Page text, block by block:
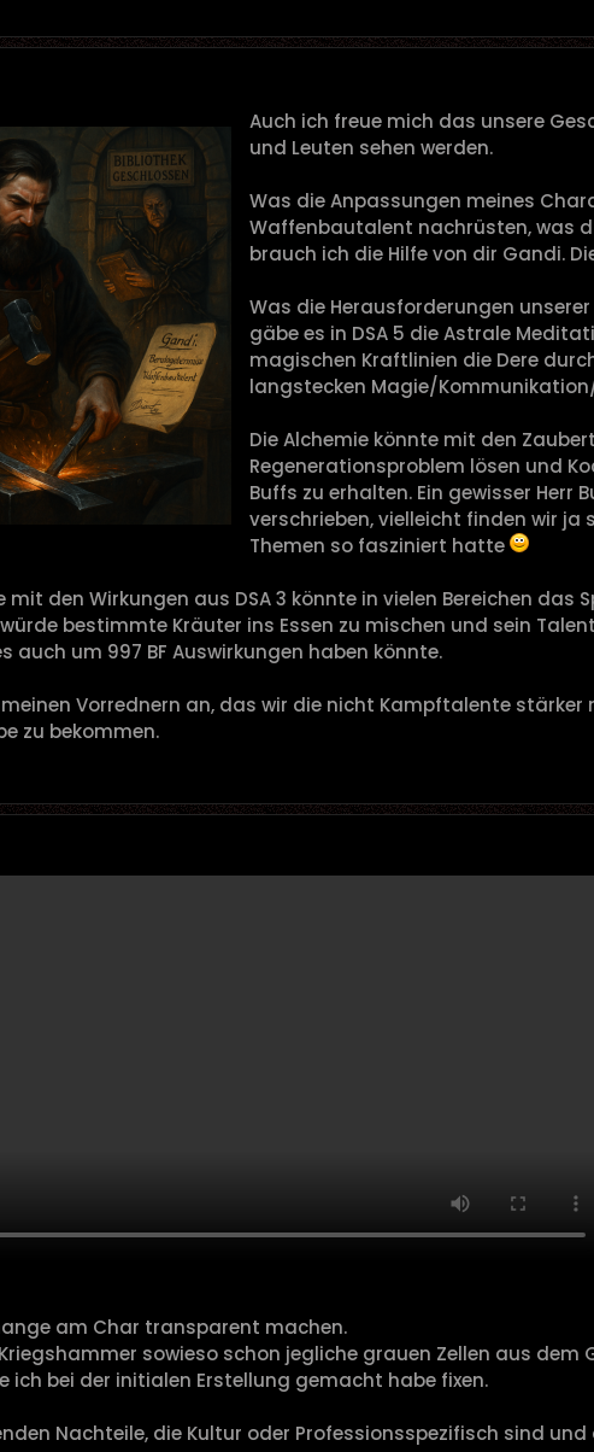
Auch ich freue mich das unsere
und Leuten sehen werden.
Was die Anpassungen meines
Waffenbautalent nachrüsten, was
brauch ich die Hilfe von dir Gandi.
Was die Herausforderungen
gäbe es in DSA 5 die Astrale
magischen Kraftlinien die Dere
langstecken Magie/
Die Alchemie könnte mit den
Regenerationsproblem lösen und
Buffs zu erhalten. Ein gewisser
verschrieben, vielleicht finden wir ja
Themen so fasziniert hatte
mit den Wirkungen aus DSA 3 könnte in vielen Bereichen
bestimmte Kräuter ins Essen zu mischen und sein
auch um 997 BF Auswirkungen haben könnte.
Vorrednern an, das wir die nicht Kampftalente
zu bekommen.
am Char transparent machen.
sowieso schon jegliche grauen Zellen aus dem
ich bei der initialen Erstellung gemacht habe fixen.
Nachteile, die Kultur oder Professionsspezifisch sind